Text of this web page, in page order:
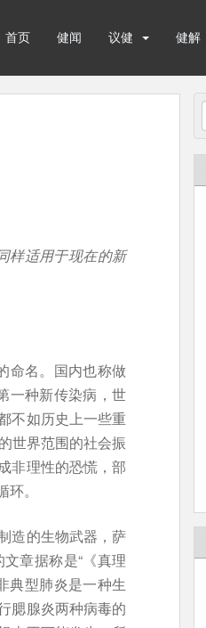
首页 健闻 议健 健解
样适用于现在的新
命名。国内也称做
一种新传染病，世
不如历史上一些重
世界范围的社会振
非理性的恐慌，部
。
造的生物武器，萨
章据称是“《真理
典型肺炎是一种生
腮腺炎两种病毒的